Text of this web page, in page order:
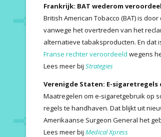
Frankrijk: BAT wederom
British American Tobacco (BAT) is
vanwege het overtreden van het
alternatieve tabaksproducten. En dat
Franse rechter veroordeeld wegens
Lees meer bij Strategies
Verenigde Staten: E-
Maatregelen om e-sigaretgebruik op
regels te handhaven. Dat blijkt uit
Amerikaanse Surgeon General het
Lees meer bij Medical Xpress